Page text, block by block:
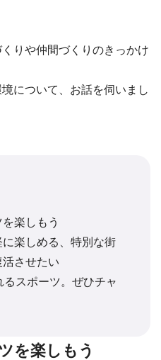
りや仲間づくりのきっかけ
について、お話を伺いまし
楽しもう
楽しめる、特別な街
させたい
スポーツ。ぜひチャ
を楽しもう